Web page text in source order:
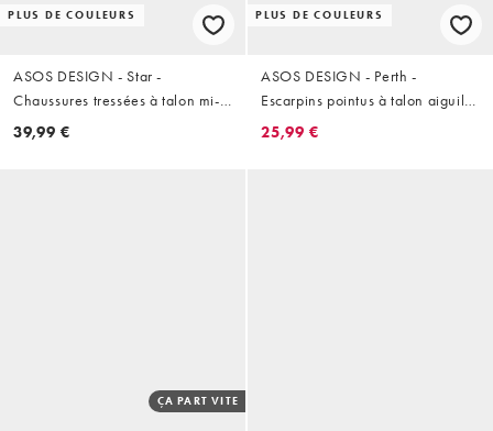
PLUS DE COULEURS
ASOS DESIGN - Star -
Chaussures tressées à talon mi-
haut et bride arrière - Noir
39,99 €
PLUS DE COULEURS
ASOS DESIGN - Perth -
Escarpins pointus à talon aiguille
haut - Noir verni
25,99 €
ÇA PART VITE